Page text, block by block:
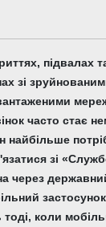
підвалах
зі
часто стає
найбільше
зі
через
застосунок
тоді, коли